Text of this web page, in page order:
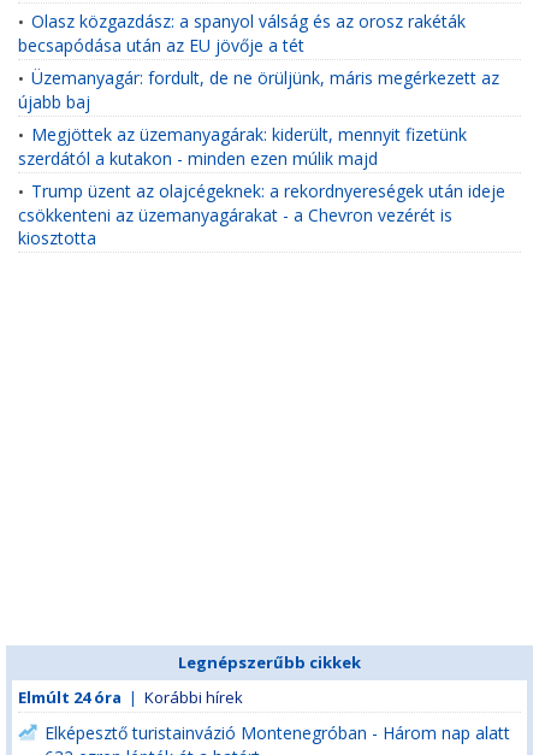
• Olasz közgazdász: a spanyol válság és az orosz rakéták
becsapódása után az EU jövője a tét
• Üzemanyagár: fordult, de ne örüljünk, máris megérkezett az
újabb baj
• Megjöttek az üzemanyagárak: kiderült, mennyit fizetünk
szerdától a kutakon - minden ezen múlik majd
• Trump üzent az olajcégeknek: a rekordnyereségek után ideje
csökkenteni az üzemanyagárakat - a Chevron vezérét is
kiosztotta
Legnépszerűbb cikkek
Elmúlt 24 óra | Korábbi hírek
Elképesztő turistainvázió Montenegróban - Három nap alatt